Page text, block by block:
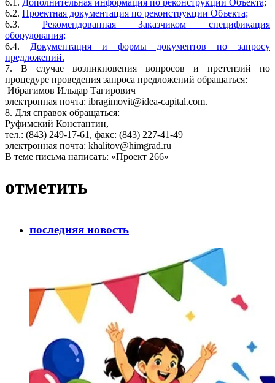
6.1. Дополнительная информация по реконструкции Объекта;
6.2. Проектная документация по реконструкции Объекта;
6.3. Рекомендованная Заказчиком спецификация
оборудования;
6.4. Документация и формы документов по запросу
предложений.
7. В случае возникновения вопросов и претензий по
процедуре проведения запроса предложений обращаться:
Ибрагимов Ильдар Тагирович
электронная почта: ibragimovit@idea-capital.com.
8. Для справок обращаться:
Руфимский Константин,
тел.: (843) 249-17-61, факс: (843) 227-41-49
электронная почта: khalitov@himgrad.ru
В теме письма написать: «Проект 266»
отметить
последняя новость